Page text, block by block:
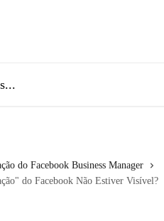
do Facebook Business Manager
do Facebook Não Estiver Visível?